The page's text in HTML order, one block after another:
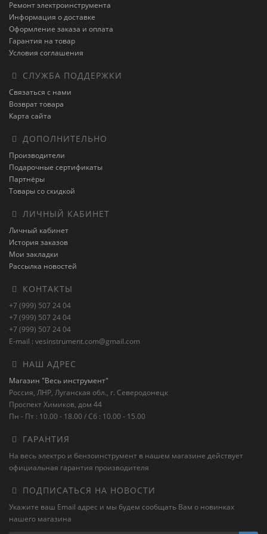
Ремонт электроинструмента
Информация о доставке
Оформление заказа и оплата
Гарантия на товар
Условия соглашения
СЛУЖБА ПОДДЕРЖКИ
Связаться с нами
Возврат товара
Карта сайта
ДОПОЛНИТЕЛЬНО
Производители
Подарочные сертификаты
Партнёры
Товары со скидкой
ЛИЧНЫЙ КАБИНЕТ
Личный кабинет
История заказов
Мои закладки
Рассылка новостей
КОНТАКТЫ
+7 (999) 507 24 04
+7 (999) 507 24 04
+7 (999) 507 24 04
E-mail : vesinstrument.com@gmail.com
НАШ АДРЕС
Магазин "Весь инструмент"
Россия, ЛНР, Луганская обл., г. Северодонецк
Проспект Химиков, дом 44
Пн - Пт : 10.00 - 18.00 / Сб : 10.00 - 15.00
ГАРАНТИЯ
На весь электро и бензоинструмент в нашем магазине действует
официальная гарантия производителя
ПОДПИСАТЬСЯ НА НОВОСТИ
Укажите ваш Email адрес и мы будем сообщать Вам о новинках
нашего магазина